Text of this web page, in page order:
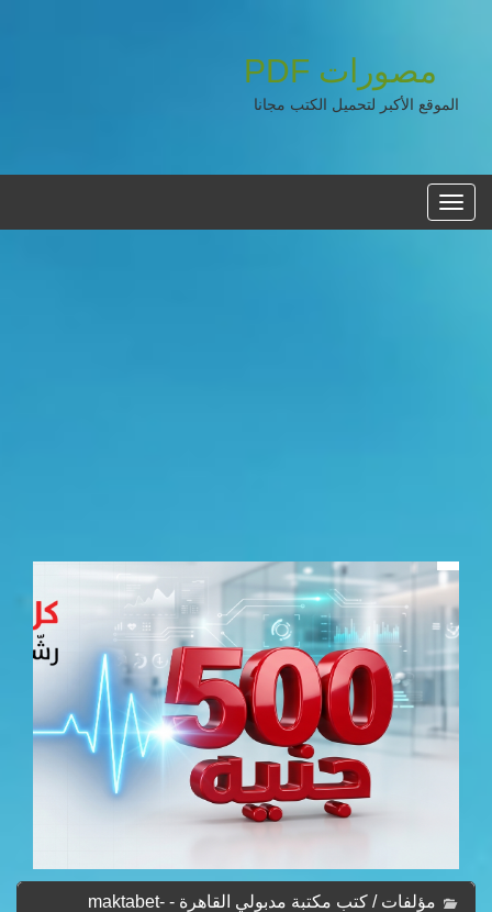
مصورات PDF
الموقع الأكبر لتحميل الكتب مجانا
القائمه
الرئيسية
مؤلفات / كتب مكتبة مدبولي القاهرة - maktabet-